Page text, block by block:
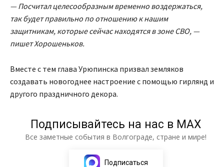
— Посчитал целесообразным временно воздержаться,
так будет правильно по отношению к нашим
защитникам, которые сейчас находятся в зоне СВО, —
пишет Хорошеньков.
Вместе с тем глава Урюпинска призвал земляков
создавать новогоднее настроение с помощью гирлянд и
другого праздничного декора.
Подписывайтесь на нас в МАХ
Все заметные события в Волгограде, стране и мире!
Подписаться